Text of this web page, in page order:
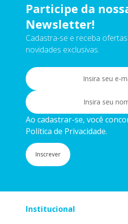
Participe da
Newsletter!
Cadastra-se e receba
novidades exclusivas.
Ao cadastrar-se, você
Política de Privacidade.
Inscrever
Institucional